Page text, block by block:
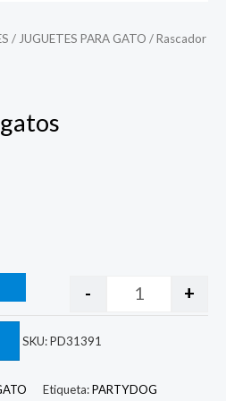
/ JUGUETES PARA GATO / Rascador
- +
SKU:PD31391
Etiqueta:PARTYDOG